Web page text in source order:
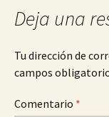
Deja una
Tu dirección de
campos
Comentario *